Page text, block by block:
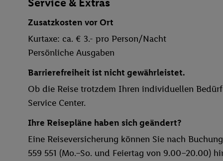
Zusatzkosten vor Ort
Kurtaxe: ca. € 3.- pro Person/Nacht
Persönliche Ausgaben
Barrierefreiheit ist nicht gewährleistet.
Ob die Reise trotzdem Ihren individuellen
Service Center.
Ihre Reisepläne haben sich geändert?
Eine Reiseversicherung können Sie nach
559 551 (Mo.–So. und Feiertag von 9.00–20.00)